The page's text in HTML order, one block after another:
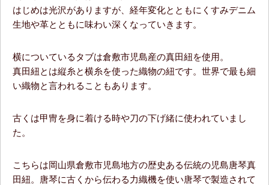
はじめは光沢がありますが、経年変化とともにくすみデニム
生地や革とともに味わい深くなっていきます。
横についているタブは倉敷市児島産の真田紐を使用。
真田紐とは縦糸と横糸を使った織物の紐です。世界で最も細
い織物と言われることもあります。
古くは甲冑を身に着ける時や刀の下げ緒に使われていまし
た。
こちらは岡山県倉敷市児島地方の歴史ある伝統の児島唐琴真
田紐。唐琴に古くから伝わる力織機を使い唐琴で製造されて